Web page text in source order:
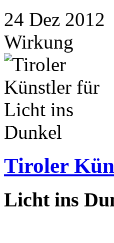
24 Dez 2012
Wirkung
Tiroler
Licht ins